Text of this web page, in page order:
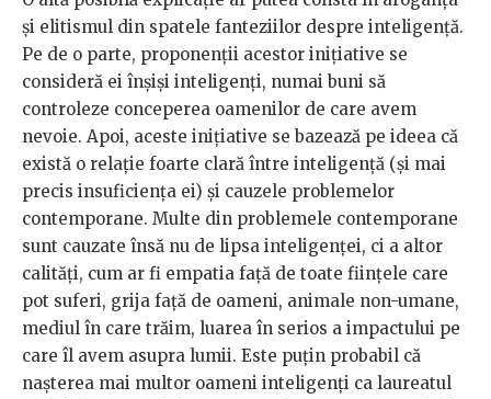
și elitismul din spatele fanteziilor despre inteligență.
Pe de o parte, proponenții acestor inițiative se
consideră ei înșiși inteligenți, numai buni să
controleze conceperea oamenilor de care avem
nevoie. Apoi, aceste inițiative se bazează pe ideea că
există o relație foarte clară între inteligență (și mai
precis insuficiența ei) și cauzele problemelor
contemporane. Multe din problemele contemporane
sunt cauzate însă nu de lipsa inteligenței, ci a altor
calități, cum ar fi empatia față de toate ființele care
pot suferi, grija față de oameni, animale non-umane,
mediul în care trăim, luarea în serios a impactului pe
care îl avem asupra lumii. Este puțin probabil că
nașterea mai multor oameni inteligenți ca laureatul